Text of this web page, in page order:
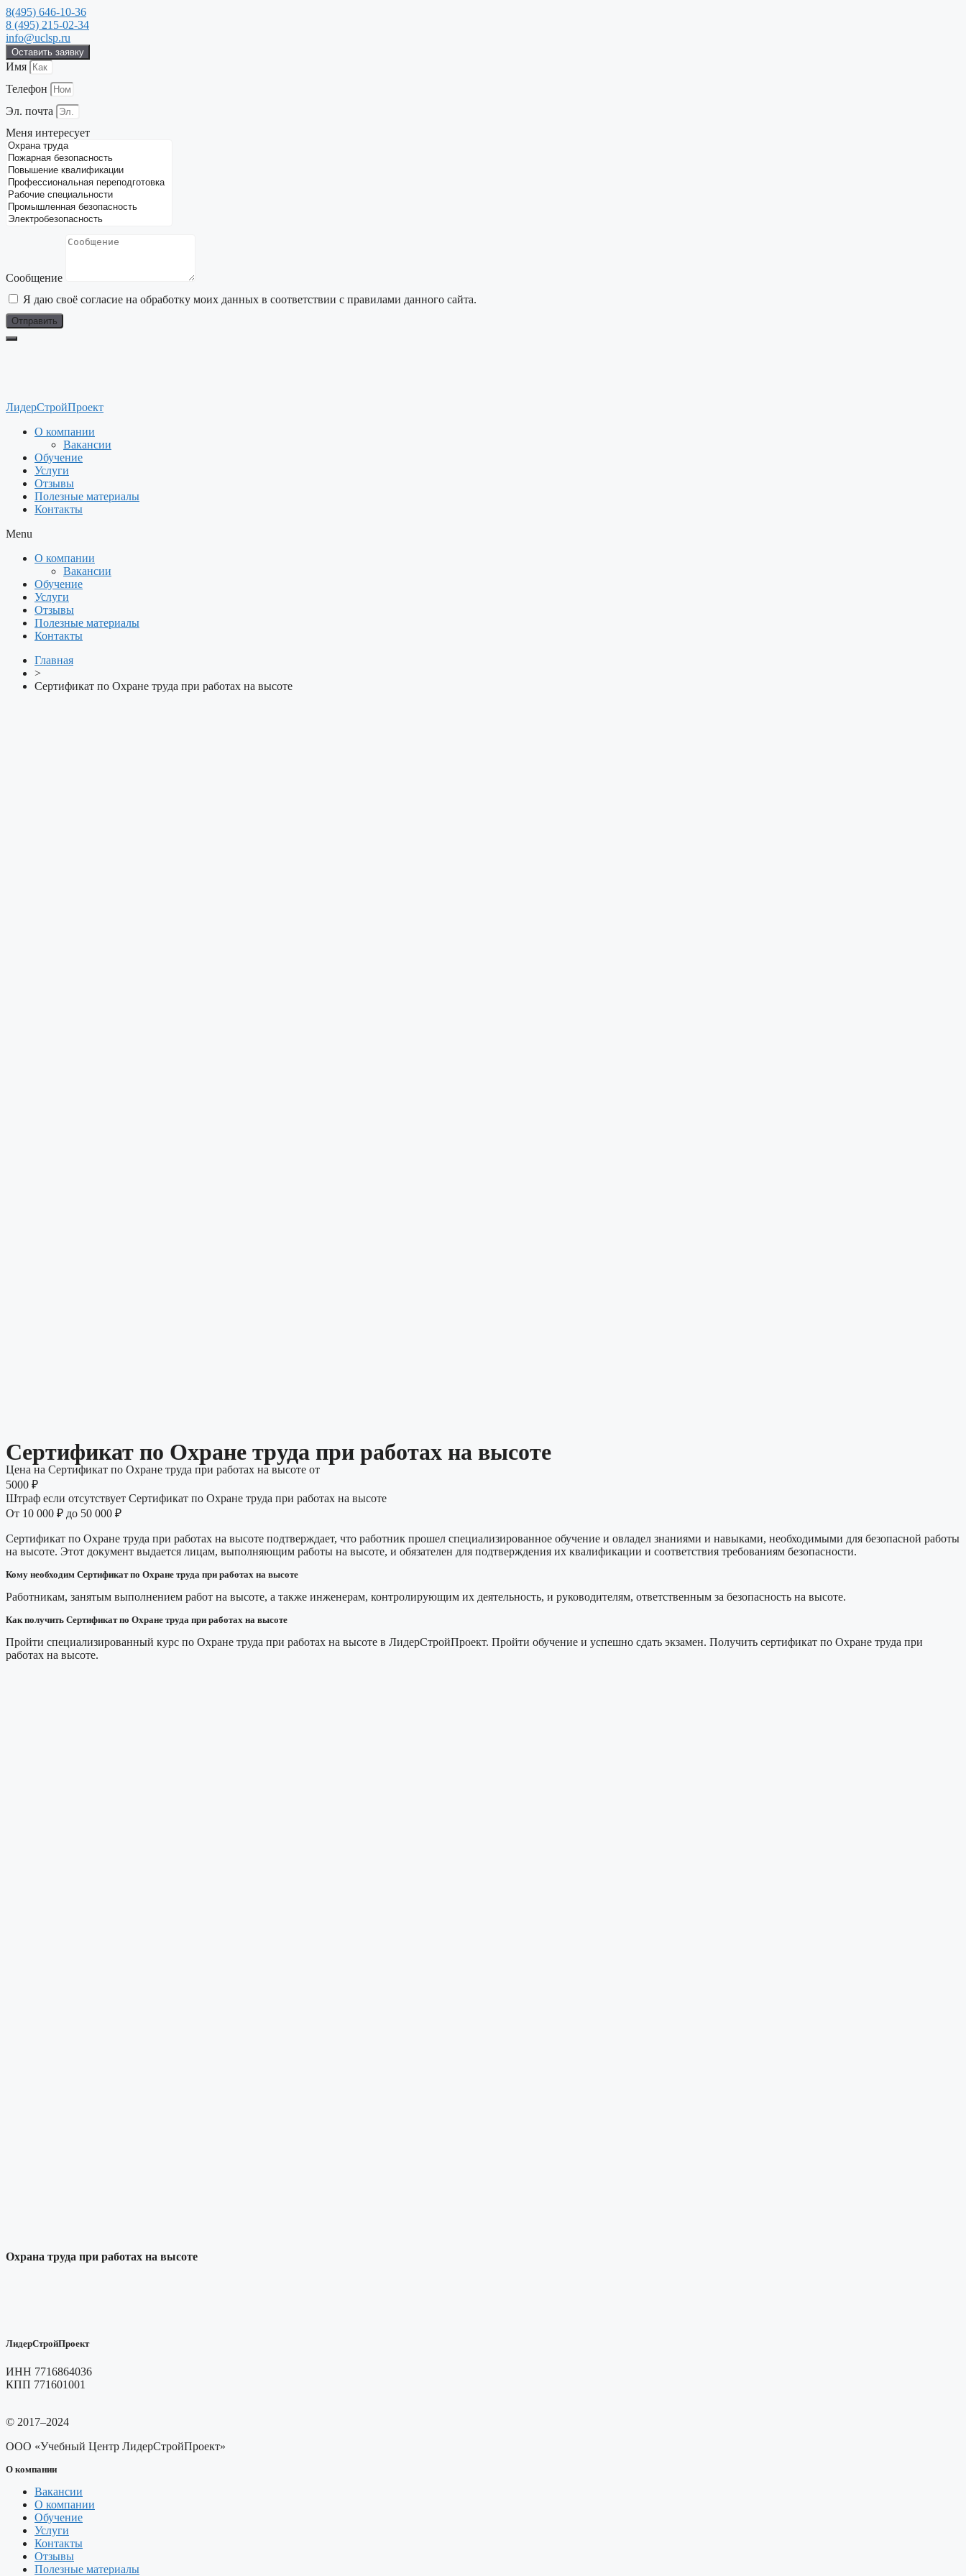
Перейти
к
содержимому
8(495) 646-10-36
8 (495) 215-02-34
info@uclsp.ru
Оставить заявку
Имя
Телефон
Эл. почта
Меня интересует
Сообщение
Я даю своё согласие на обработку моих данных в соответствии с правилами данного сайта.
Отправить
ЛидерСтройПроект
О компании
Вакансии
Обучение
Услуги
Отзывы
Полезные материалы
Контакты
Menu
О компании
Вакансии
Обучение
Услуги
Отзывы
Полезные материалы
Контакты
Главная
>
Сертификат по Охране труда при работах на высоте
Сертификат по Охране труда при работах на высоте
Цена на Сертификат по Охране труда при работах на высоте от
5000 ₽
Штраф если отсутствует Сертификат по Охране труда при работах на высоте
От 10 000 ₽ до 50 000 ₽
Сертификат по Охране труда при работах на высоте подтверждает, что работник прошел специализированное обучение и овладел знаниями и навыками, необходимыми для безопасной работы
на высоте. Этот документ выдается лицам, выполняющим работы на высоте, и обязателен для подтверждения их квалификации и соответствия требованиям безопасности.
Кому необходим Сертификат по Охране труда при работах на высоте
Работникам, занятым выполнением работ на высоте, а также инженерам, контролирующим их деятельность, и руководителям, ответственным за безопасность на высоте.
Как получить Сертификат по Охране труда при работах на высоте
Пройти специализированный курс по Охране труда при работах на высоте в ЛидерСтройПроект. Пройти обучение и успешно сдать экзамен. Получить сертификат по Охране труда при
работах на высоте.
Охрана труда при работах на высоте
ЛидерСтройПроект
ИНН 7716864036
КПП 771601001
© 2017–2024
ООО «Учебный Центр ЛидерСтройПроект»
О компании
Вакансии
О компании
Обучение
Услуги
Контакты
Отзывы
Полезные материалы